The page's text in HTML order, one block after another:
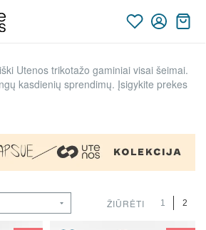
Utenos trikotažo gaminiai visai šeimai.
kasdienių sprendimų. Įsigykite prekes
ŽIŪRĖTI 1 2